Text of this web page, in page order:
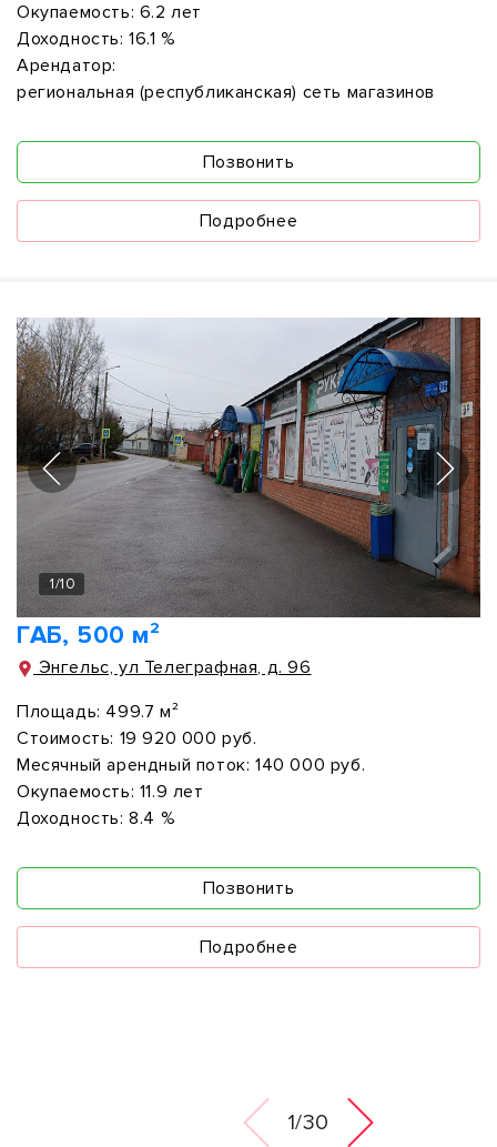
Окупаемость: 6.2 лет
Доходность: 16.1 %
Арендатор:
региональная (республиканская) сеть магазинов
Позвонить
Подробнее
1/10
ГАБ, 500 м²
Энгельс, ул Телеграфная, д. 96
Площадь: 499.7 м²
Стоимость: 19 920 000 руб.
Месячный арендный поток: 140 000 руб.
Окупаемость: 11.9 лет
Доходность: 8.4 %
Позвонить
Подробнее
1/30